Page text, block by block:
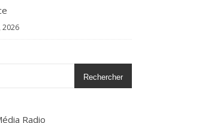
2026
Rechercher
Radio